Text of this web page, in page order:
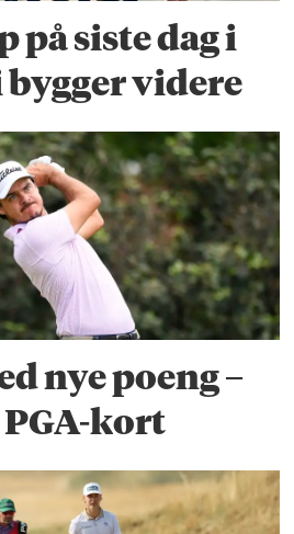
på siste dag i
bygger videre
nye poeng –
kort